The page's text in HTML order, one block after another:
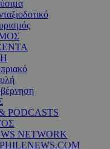
PODCASTS
NETWORK